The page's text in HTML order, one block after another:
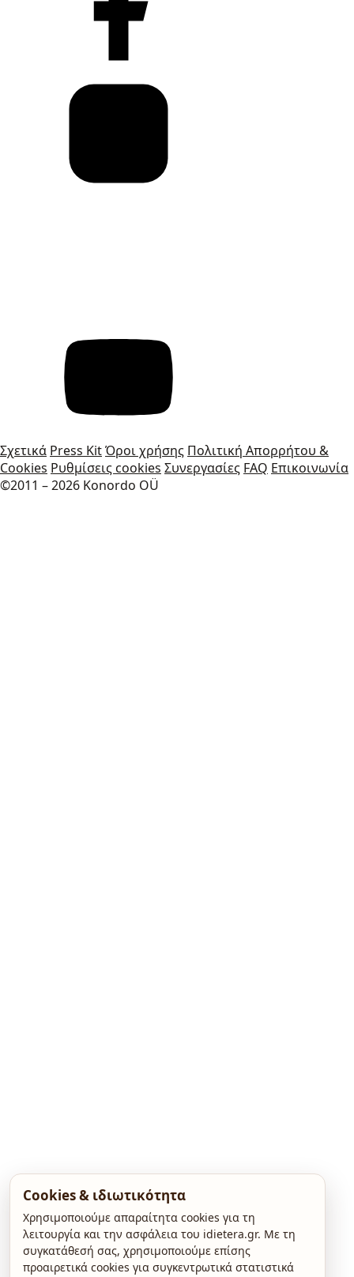
Σχετικά Press KitΌροι χρήσης Πολιτική Απορρήτου &
Cookies Ρυθμίσεις cookies Συνεργασίες FAQ Επικοινωνία
©2011 – 2026 Konordo OÜ
Cookies & ιδιωτικότητα
Χρησιμοποιούμε απαραίτητα cookies για τη
λειτουργία και την ασφάλεια του idietera.gr. Με τη
συγκατάθεσή σας, χρησιμοποιούμε επίσης
προαιρετικά cookies για συγκεντρωτικά στατιστικά